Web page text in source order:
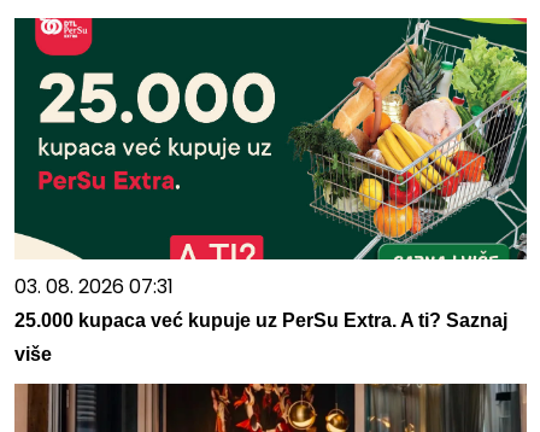
03. 08. 2026 07:31
25.000 kupaca već kupuje uz PerSu Extra. A ti? Saznaj
više